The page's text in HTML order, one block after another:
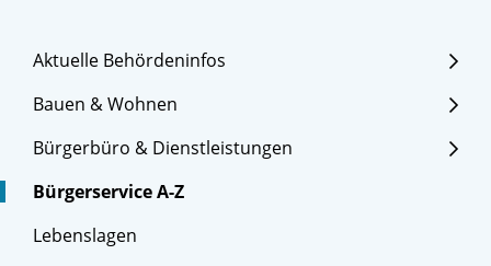
Aktuelle Behördeninfos
Bauen & Wohnen
Bürgerbüro & Dienstleistungen
Bürgerservice A-Z
Lebenslagen